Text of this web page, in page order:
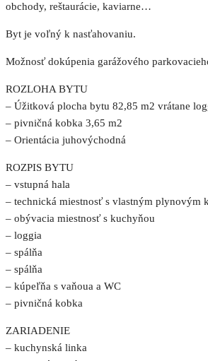
obchody, reštaurácie, kaviarne…
Byt je voľný k nasťahovaniu.
Možnosť dokúpenia garážového
ROZLOHA BYTU
– Úžitková plocha bytu 82,85 m2 vrátane
– pivničná kobka 3,65 m2
– Orientácia juhovýchodná
ROZPIS BYTU
– vstupná hala
– technická miestnosť s vlastným plynovým
– obývacia miestnosť s kuchyňou
– loggia
– spálňa
– spálňa
– kúpeľňa s vaňoua a WC
– pivničná kobka
ZARIADENIE
– kuchynská linka